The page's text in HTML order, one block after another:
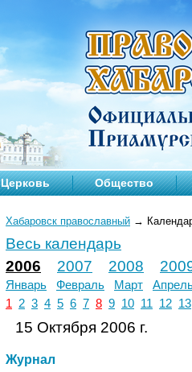
Церковь Общество
Хабаровск православный →
Весь календарь
2006
2007 2008
Январь Февраль Март
1
2 3 4 5 6 7 8 9 10 11 12 13
15 Октября 2006 г.
Журнал